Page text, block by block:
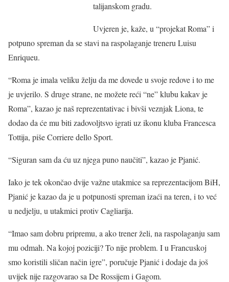
talijanskom gradu.
Uvjeren je, kaže, u “projekat Roma” i
potpuno spreman da se stavi na raspolaganje treneru Luisu
Enriqueu.
“Roma je imala veliku želju da me dovede u svoje redove i to me
je uvjerilo. S druge strane, ne možete reći “ne” klubu kakav je
Roma”, kazao je naš reprezentativac i bivši veznjak Liona, te
dodao da će mu biti zadovoljtsvo igrati uz ikonu kluba Francesca
Tottija, piše Corriere dello Sport.
“Siguran sam da ću uz njega puno naučiti”, kazao je Pjanić.
Iako je tek okončao dvije važne utakmice sa reprezentacijom BiH,
Pjanić je kazao da je u potpunosti spreman izaći na teren, i to već
u nedjelju, u utakmici protiv Cagliarija.
“Imao sam dobru pripremu, a ako trener želi, na raspolaganju sam
mu odmah. Na kojoj poziciji? To nije problem. I u Francuskoj
smo koristili sličan način igre”, poručuje Pjanić i dodaje da još
uvijek nije razgovarao sa De Rossijem i Gagom.